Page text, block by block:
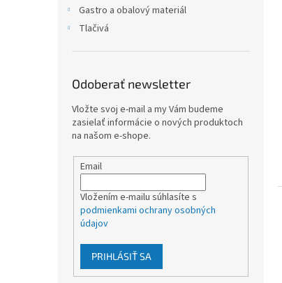
Gastro a obalový materiál
Tlačivá
Odoberať newsletter
Vložte svoj e-mail a my Vám budeme
zasielať informácie o nových produktoch
na našom e-shope.
Email
Vložením e-mailu súhlasíte s
podmienkami ochrany osobných
údajov
PRIHLÁSIŤ SA